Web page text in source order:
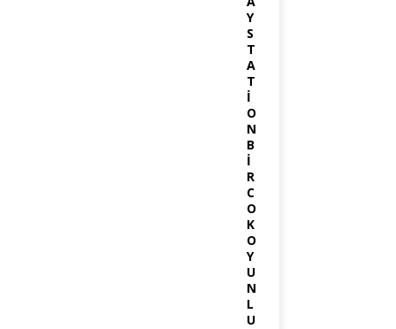
Y
S
T
A
T
İ
O
N
B
İ
R
C
O
K
O
Y
U
N
L
U